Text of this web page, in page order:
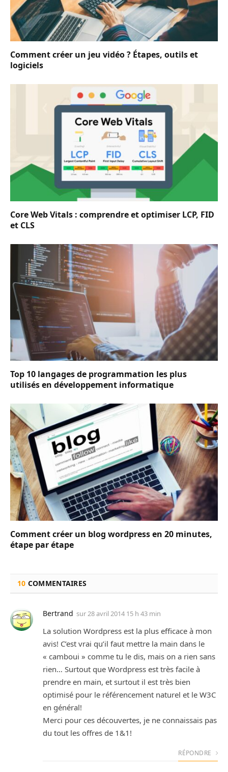
Comment créer un jeu vidéo ? Étapes, outils et
logiciels
Core Web Vitals : comprendre et optimiser LCP, FID
et CLS
Top 10 langages de programmation les plus
utilisés en développement informatique
Comment créer un blog wordpress en 20 minutes,
étape par étape
10 COMMENTAIRES
Bertrand sur28 avril 2014 15 h 43 min
La solution Wordpress est la plus efficace à mon
avis! C’est vrai qu’il faut mettre la main dans le
« camboui » comme tu le dis, mais on a rien sans
rien… Surtout que Wordpress est très facile à
prendre en main, et surtout il est très bien
optimisé pour le référencement naturel et le W3C
en général!
Merci pour ces découvertes, je ne connaissais pas
du tout les offres de 1&1!
RÉPONDRE